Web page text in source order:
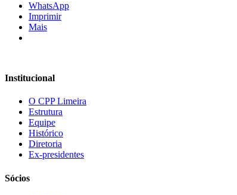
WhatsApp
Imprimir
Mais
Institucional
O CPP Limeira
Estrutura
Equipe
Histórico
Diretoria
Ex-presidentes
Sócios